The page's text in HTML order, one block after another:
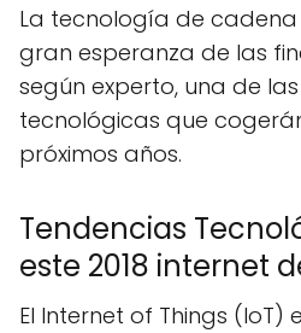
La tecnología de
gran esperanza de las
según experto, una de
tecnológicas que
próximos años.
Tendencias
este 2018 internet
El Internet of Things (IoT)